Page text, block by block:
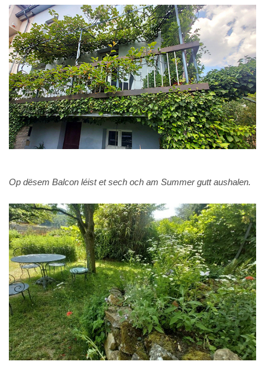
Op dësem Balcon léist et sech och am Summer gutt aushalen.